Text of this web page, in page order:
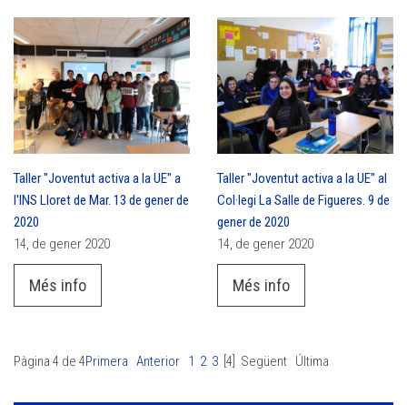
Taller "Joventut activa a la UE" a
l'INS Lloret de Mar. 13 de gener de
2020
14, de gener 2020
Més info
Taller "Joventut activa a la UE" al
Col·legi La Salle de Figueres. 9 de
gener de 2020
14, de gener 2020
Més info
Pàgina 4 de 4Primera Anterior 1 2 3 [4] Següent Última